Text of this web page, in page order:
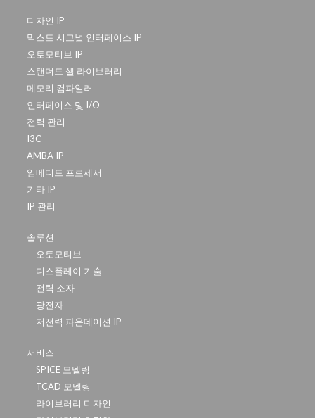
디자인 IP
믹스드 시그널 인터페이스 IP
오토모티브 IP
스탠더드 셀 라이브러리
메모리 컴파일러
인터페이스 및 I/O
전력 관리
I3C
AMBA IP
임베디드 프로세서
기타 IP
IP 관리
솔루션
오토모티브
디스플레이 기술
전력 소자
광전자
저전력 파운데이션 IP
서비스
SPICE 모델링
TCAD 모델링
라이브러리 디자인